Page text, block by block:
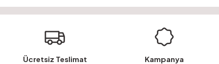
Soru Sor
Görüş ve önerileriniz için teşekkür ederiz.
Ürün resmi kalitesiz, bozuk veya görüntülenemiyor.
Ücretsiz Teslimat Kampanya